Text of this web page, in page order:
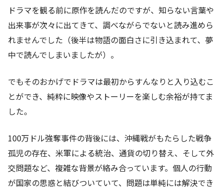
ドラマを観る前に原作を読んだのですが、知らない言葉や
出来事が次々に出てきて、調べながらでないと読み進めら
れませんでした（後半は物語の面白さに引き込まれて、夢
中で読んでしまいましたが）。
でもそのおかげでドラマは最初からすんなりと入り込むこ
とができ、純粋に映像やストーリーを楽しむ余裕が持てま
した。
100万ドル強奪事件の背後には、沖縄戦がもたらした戦争
孤児の存在、米軍による統治、通貨の切り替え、そして外
交問題など、複雑な背景が絡み合っています。個人の行動
が国家の思惑と結びついていて、問題は単純には解決でき